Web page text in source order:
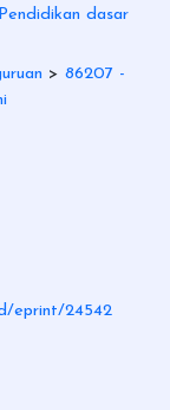
dasar
> 86207 -
eprint/24542